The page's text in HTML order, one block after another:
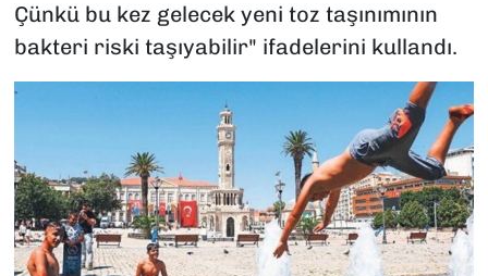
Çünkü bu kez gelecek yeni toz taşınımının
bakteri riski taşıyabilir" ifadelerini kullandı.